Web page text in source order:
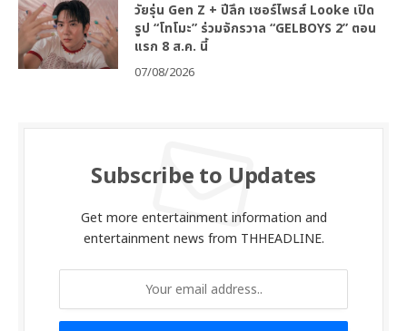
วัยรุ่น Gen Z + ปีลึก เซอร์ไพรส์ Looke เปิด
รูป “โทโมะ” ร่วมจักรวาล “GELBOYS 2” ตอน
แรก 8 ส.ค. นี้
07/08/2026
Subscribe to Updates
Get more entertainment information and
entertainment news from THHEADLINE.